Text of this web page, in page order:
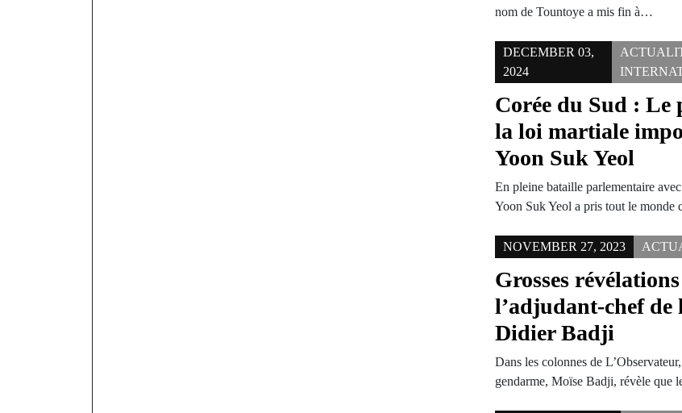
nom de Tountoye a mis fin à…
DECEMBER 03,
2024
Corée du Sud : Le
la loi martiale
Yoon Suk Yeol
En pleine bataille parlementaire
Yoon Suk Yeol a pris tout le monde
NOVEMBER 27, 2023
Grosses
l’adjudant-chef de
Didier Badji
Dans les colonnes de
gendarme, Moïse Badji, révèle que